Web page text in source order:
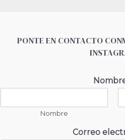
PONTE EN CONTACTO
Nombre
Correo